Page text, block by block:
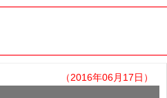
（2016年06月17日）